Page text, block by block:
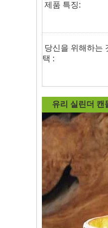
제품 특징:
당신을 위해하는
택 :
유리 실린더 캔